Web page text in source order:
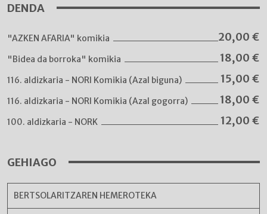
DENDA
"AZKEN AFARIA" komikia 20,00 €
"Bidea da borroka" komikia 18,00 €
116. aldizkaria - NORI Komikia (Azal biguna) 15,00 €
116. aldizkaria - NORI Komikia (Azal gogorra) 18,00 €
100. aldizkaria - NORK 12,00 €
GEHIAGO
BERTSOLARITZAREN HEMEROTEKA